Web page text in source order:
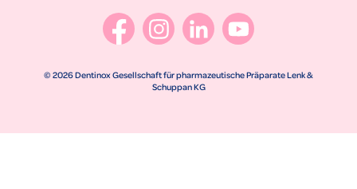
© 2026 Dentinox Gesellschaft für pharmazeutische Präparate Lenk &
Schuppan KG